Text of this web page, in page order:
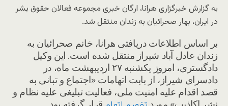
به گزارش خبرگزاری هرانا، ارگان خبری مجموعه فعالان حقوق بشر
در ایران، بهار صحرائیان به زندان منتقل شد.
بر اساس اطلاعات دریافتی هرانا، خانم صحرائیان به
زندان عادل آباد شیراز منتقل شده است. این وکیل
دادگستری، امروز یکشنبه ۲۷ اردیبهشت ماه، در
دادسرای شیراز، از بابت اتهامات «اجتماع و تبانی به
قصد اقدام علیه امنیت ملی، فعالیت تبلیغی علیه نظام و